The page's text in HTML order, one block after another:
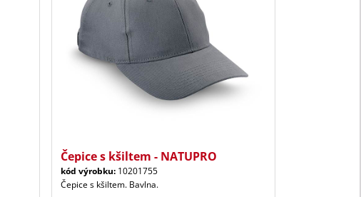
Čepice s kšiltem - NATUPRO
kód výrobku: 10201755
Čepice s kšiltem. Bavlna.